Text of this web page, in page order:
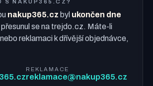
S NAKUP365.CZ?
nakup365.cz byl ukončen dne
přesunul se na trejdo.cz. Máte-li
reklamaci k dřívější objednávce,
REKLAMACE
reklamace@nakup365.cz